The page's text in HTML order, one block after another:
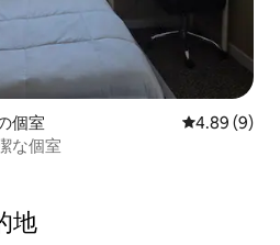
個室 レビュー9件
4.89 (9)
な個室
地